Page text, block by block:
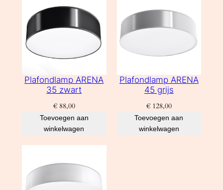
Plafondlamp ARENA
35 zwart
€88,00
Toevoegen aan
winkelwagen
Plafondlamp ARENA
45 grijs
€128,00
Toevoegen aan
winkelwagen